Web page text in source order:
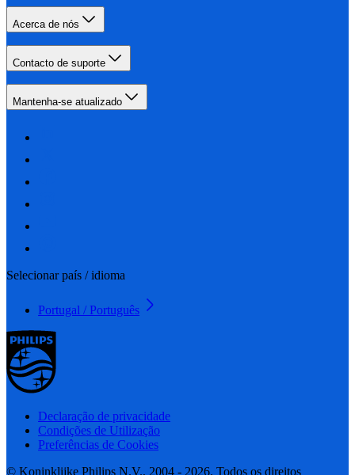
Acerca de nós
Contacto de suporte
Mantenha-se atualizado
Selecionar país / idioma
Portugal / Português
Declaração de privacidade
Condições de Utilização
Preferências de Cookies
© Koninklijke Philips N.V., 2004 - 2026. Todos os direitos